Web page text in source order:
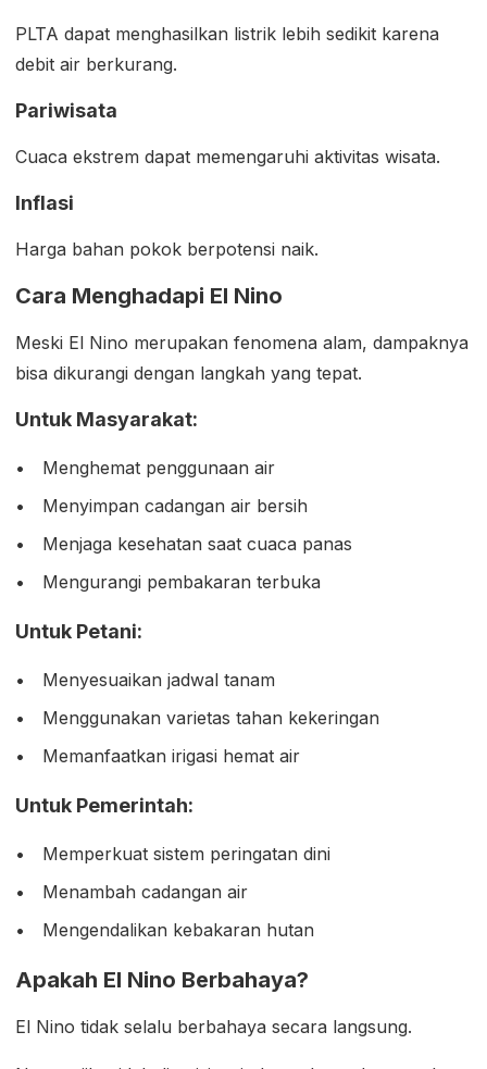
PLTA dapat menghasilkan listrik lebih sedikit karena
debit air berkurang.
Pariwisata
Cuaca ekstrem dapat memengaruhi aktivitas wisata.
Inflasi
Harga bahan pokok berpotensi naik.
Cara Menghadapi El Nino
Meski El Nino merupakan fenomena alam, dampaknya
bisa dikurangi dengan langkah yang tepat.
Untuk Masyarakat:
Menghemat penggunaan air
Menyimpan cadangan air bersih
Menjaga kesehatan saat cuaca panas
Mengurangi pembakaran terbuka
Untuk Petani:
Menyesuaikan jadwal tanam
Menggunakan varietas tahan kekeringan
Memanfaatkan irigasi hemat air
Untuk Pemerintah:
Memperkuat sistem peringatan dini
Menambah cadangan air
Mengendalikan kebakaran hutan
Apakah El Nino Berbahaya?
El Nino tidak selalu berbahaya secara langsung.